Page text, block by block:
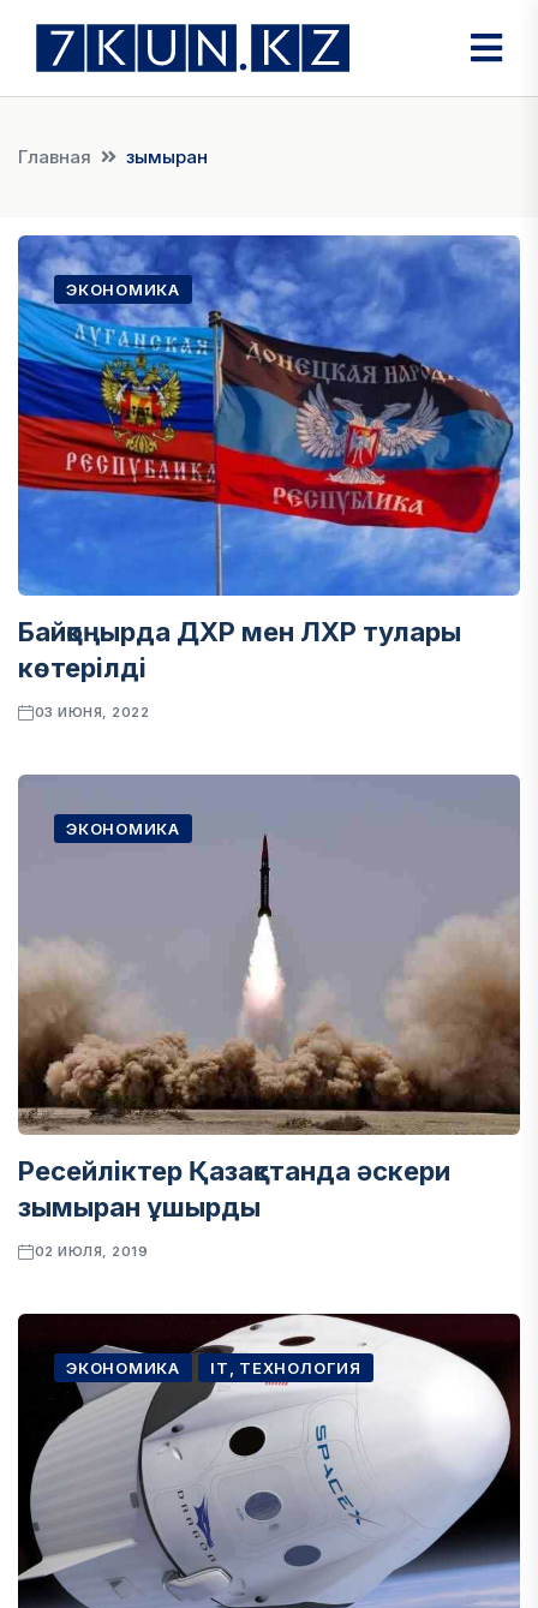
Главная зымыран
ЭКОНОМИКА
Байқоңырда ДХР мен ЛХР тулары
көтерілді
03 ИЮНЯ, 2022
ЭКОНОМИКА
Ресейліктер Қазақстанда әскери
зымыран ұшырды
02 ИЮЛЯ, 2019
ЭКОНОМИКА IT, ТЕХНОЛОГИЯ